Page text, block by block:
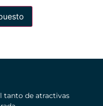
tanto de atractivas